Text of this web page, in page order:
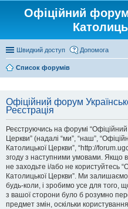
Офіційний форум
Швидкий доступ Допомога
Список форумів
Офіційний форум
Реєстрація
Реєструючись на форумі
Церкви” (надалі “ми”, “наш”,
Католицької Церкви”, “http://
згоду з наступними умовами. Якщо
не заходьте і/або не користуйтесь
Католицької Церкви”. Ми
будь-коли, і зробимо усе для того,
з вашої сторони було б розумно
предмет змін, оскільки